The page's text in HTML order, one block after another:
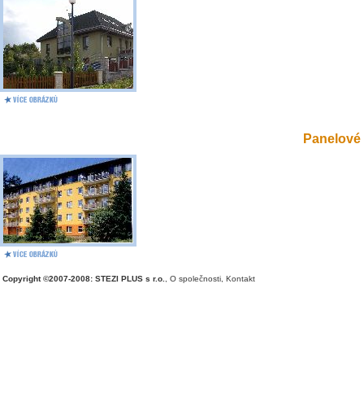
Panelové
Copyright ©2007-2008: STEZI PLUS s r.o. O společnosti Kontakt